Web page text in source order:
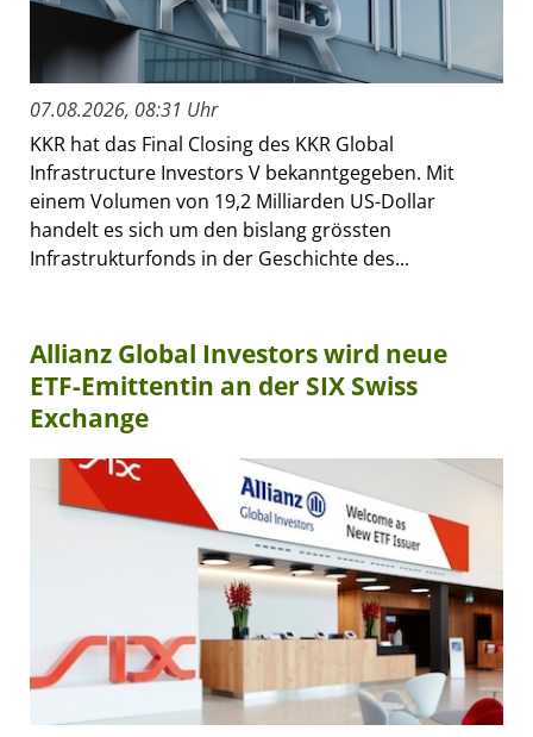
07.08.2026, 08:31 Uhr
KKR hat das Final Closing des KKR Global
Infrastructure Investors V bekanntgegeben. Mit
einem Volumen von 19,2 Milliarden US-Dollar
handelt es sich um den bislang grössten
Infrastrukturfonds in der Geschichte des...
Allianz Global Investors wird neue
ETF-Emittentin an der SIX Swiss
Exchange